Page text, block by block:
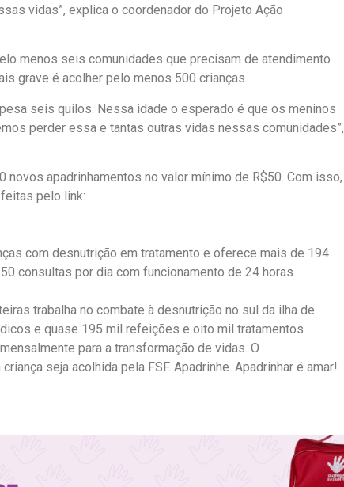
vidas”, explica o coordenador do Projeto Ação
menos seis comunidades que precisam de atendimento
grave é acolher pelo menos 500 crianças.
seis quilos. Nessa idade o esperado é que os meninos
perder essa e tantas outras vidas nessas comunidades”,
apadrinhamentos no valor mínimo de R$50. Com isso,
pelo link:
com desnutrição em tratamento e oferece mais de 194
consultas por dia com funcionamento de 24 horas.
trabalha no combate à desnutrição no sul da ilha de
e quase 195 mil refeições e oito mil tratamentos
para a transformação de vidas. O
seja acolhida pela FSF. Apadrinhe. Apadrinhar é amar!